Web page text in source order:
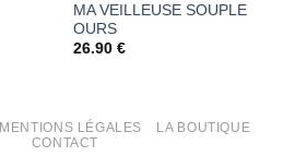
MA VEILLEUSE SOUPLE
OURS
26.90 €
MENTIONS LÉGALES
LA BOUTIQUE
CONTACT